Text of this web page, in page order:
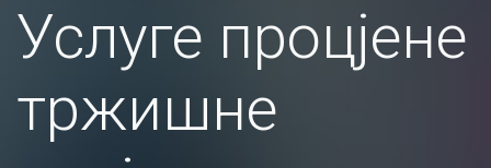
Услуге процјене
тржишне